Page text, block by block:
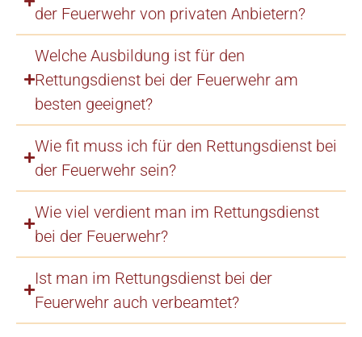
der Feuerwehr von privaten Anbietern?
Welche Ausbildung ist für den
Rettungsdienst bei der Feuerwehr am
besten geeignet?
Wie fit muss ich für den Rettungsdienst bei
der Feuerwehr sein?
Wie viel verdient man im Rettungsdienst
bei der Feuerwehr?
Ist man im Rettungsdienst bei der
Feuerwehr auch verbeamtet?